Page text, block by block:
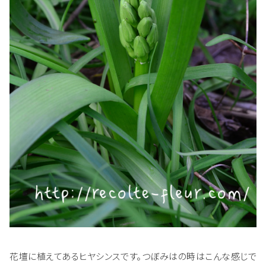
花壇に植えてあるヒヤシンスです。つぼみはの時はこんな感じで